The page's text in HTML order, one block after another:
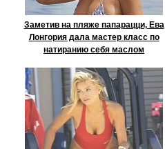
Заметив на пляже папарацци, Ева
Лонгория дала мастер класс по
натиранию себя маслом